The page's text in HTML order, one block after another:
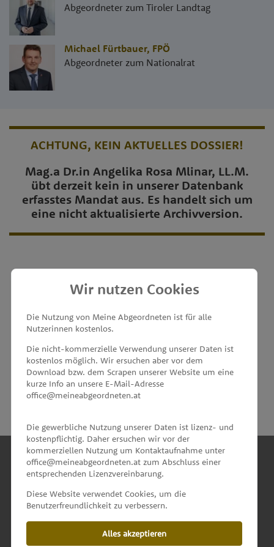
Abgeordneter zum Tiroler Landtag
Michael Fürtbauer, FPÖ
Abgeordneter zum Nationalrat
ACHTUNG, KEIN AKTUELLES DOSSIER!
Mag.a Dr.in Angelika Rosa Mlinar, LL.M.
übt derzeit kein in unserer Datenbank
erfasstes Mandat aus. Es handelt sich um
eine nicht aktualisierte Archivversion.
MEINE ABGEORDNETEN
unterstützt von
INFO
IMPRESSUM & KONTAKT
Wir nutzen Cookies
Die Nutzung von Meine Abgeordneten ist für alle
Nutzerinnen kostenlos.
Die nicht-kommerzielle Verwendung unserer Daten ist
kostenlos möglich. Wir ersuchen aber vor dem
Download bzw. dem Scrapen unserer Website um eine
kurze Info an unsere E-Mail-Adresse
office@meineabgeordneten.at
Die gewerbliche Nutzung unserer Daten ist lizenz- und
kostenpflichtig. Daher ersuchen wir vor der
kommerziellen Nutzung um Kontaktaufnahme unter
office@meineabgeordneten.at zum Abschluss einer
entsprechenden Lizenzvereinbarung.
Diese Website verwendet Cookies, um die
Benutzerfreundlichkeit zu verbessern.
Alles akzeptieren